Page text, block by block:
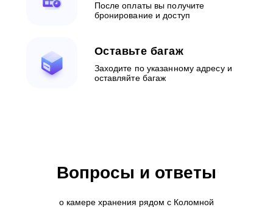
После оплаты вы получите
бронирование и доступ
Оставьте багаж
Заходите по указанному адресу и
оставляйте багаж
Вопросы и ответы
о камере хранения рядом с Коломной